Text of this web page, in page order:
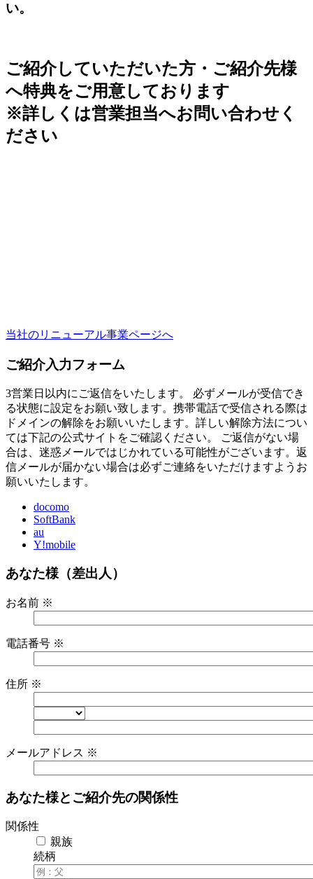
い。
ご紹介していただいた方・ご紹介先様
へ特典をご用意しております
※詳しくは営業担当へお問い合わせく
ださい
当社のリニューアル事業ページへ
ご紹介入力フォーム
3営業日以内にご返信をいたします。 必ずメールが受信でき
る状態に設定をお願い致します。携帯電話で受信される際は
ドメインの解除をお願いいたします。詳しい解除方法につい
ては下記の公式サイトをご確認ください。 ご返信がない場
合は、迷惑メールではじかれている可能性がございます。返
信メールが届かない場合は必ずご連絡をいただけますようお
願いいたします。
docomo
SoftBank
au
Y!mobile
あなた様（差出人）
お名前 ※
電話番号 ※
住所 ※
メールアドレス ※
あなた様とご紹介先の関係性
関係性
親族
続柄